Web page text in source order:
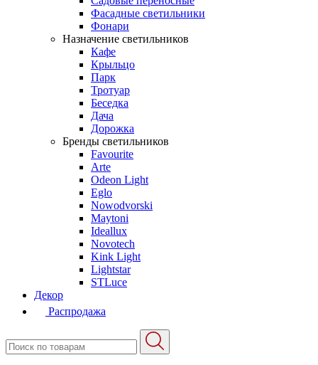
Фасадные светильники
Фонари
Назначение светильников
Кафе
Крыльцо
Парк
Тротуар
Беседка
Дача
Дорожка
Бренды светильников
Favourite
Arte
Odeon Light
Eglo
Nowodvorski
Maytoni
Ideallux
Novotech
Kink Light
Lightstar
STLuce
Декор
Распродажа